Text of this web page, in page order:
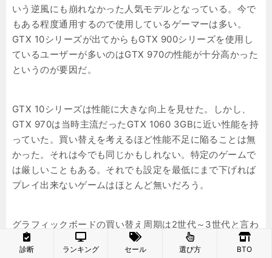
いう逆風にも崩れなかった人気モデルとなっている。今で
もある程度通用するので使用しているゲーマーは多い。
GTX 10シリーズが出てからもGTX 900シリーズを使用し
ているユーザーが多いのはGTX 970の性能が十分高かった
というのが要因だ。
GTX 10シリーズは性能に大きな向上を見せた。しかし、
GTX 970は当時主流だったGTX 1060 3GBに近い性能を持
っていた。買い替えを考えるほど性能不足に陥ることは無
かった。それは今でも同じかもしれない。特定のゲームで
は厳しいこともある。それでも設定を最低にまで下げれば
プレイ出来ないゲームはほとんど無いだろう。
グラフィックボードの買い替え周期は2世代～3世代と言わ
れている。今GTX 900シリーズを使用しているユーザーは
現行のGTX 16、RTX 20シリーズか、次世代のRTX 30シ
診断 ランキング セール 選び方 BTO